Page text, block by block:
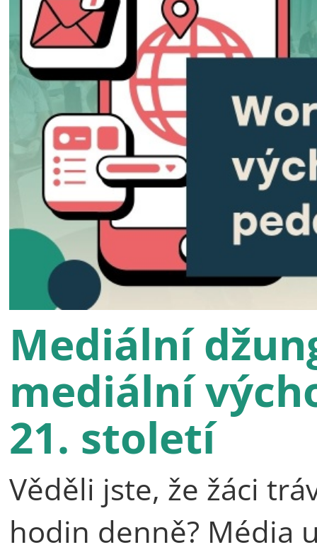
Mediální
mediální
21. století
Věděli jste, že žáci
hodin denně? Média